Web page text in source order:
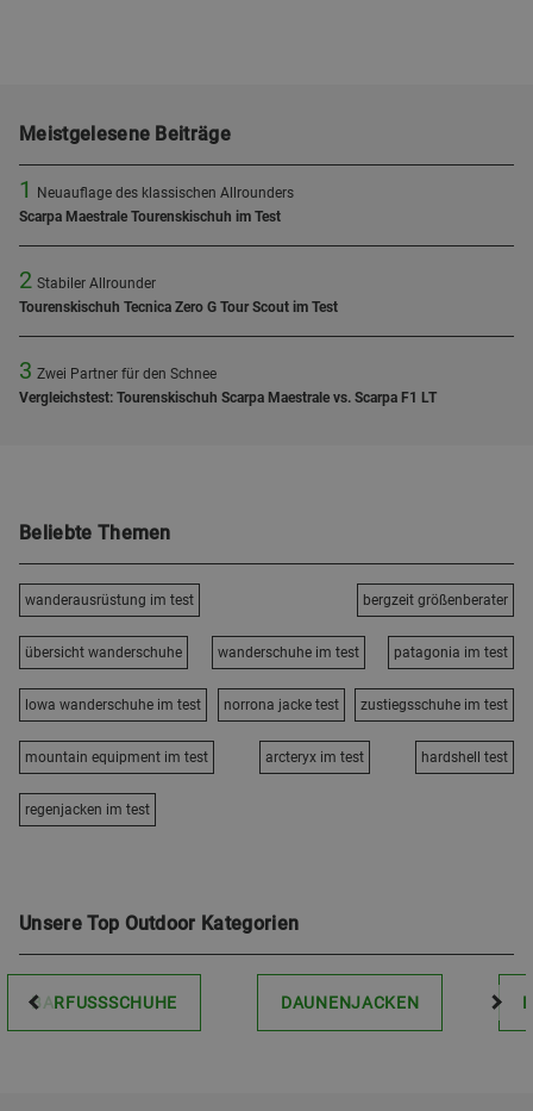
Meistgelesene Beiträge
1
Neuauflage des klassischen Allrounders
Scarpa Maestrale Tourenskischuh im Test
2 Stabiler Allrounder
Tourenskischuh Tecnica Zero G Tour Scout im Test
3 Zwei Partner für den Schnee
Vergleichstest: Tourenskischuh Scarpa Maestrale vs. Scarpa F1 LT
Beliebte Themen
wanderausrüstung im test bergzeit größenberater
übersicht wanderschuhe wanderschuhe im test patagonia im test
lowa wanderschuhe im test norrona jacke test zustiegsschuhe im test
mountain equipment im test arcteryx im test hardshell test
regenjacken im test
Unsere Top Outdoor Kategorien
BARFUSSSCHUHE DAUNENJACKEN